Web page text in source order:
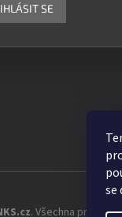
se
SE
. Všechna práva